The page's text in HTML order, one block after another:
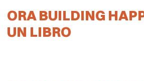
ORA BUILDING
UN LIBRO